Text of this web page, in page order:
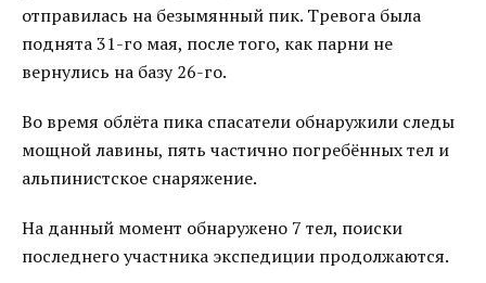
отправилась на безымянный пик. Тревога была
поднята 31-го мая, после того, как парни не
вернулись на базу 26-го.
Во время облёта пика спасатели обнаружили следы
мощной лавины, пять частично погребённых тел и
альпинистское снаряжение.
На данный момент обнаружено 7 тел, поиски
последнего участника экспедиции продолжаются.